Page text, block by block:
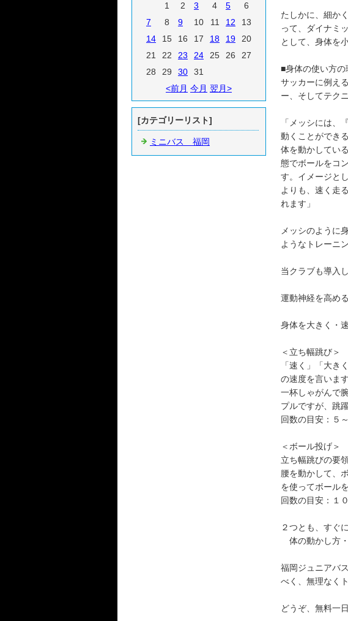
たしかに、細か
って、ダイナミ
として、身体を
■身体の使い方の
サッカーに例え
ー、そしてテク
「メッシには、
動くことができ
体を動かしてい
態でボールをコ
す。イメージと
よりも、速く走
れます」
メッシのように
ようなトレーニ
当クラブも導入
運動神経を高める
身体を大きく・
＜立ち幅跳び＞
「速く」「大き
の速度を言いま
一杯しゃがんで
プルですが、跳
回数の目安：５
＜ボール投げ＞
立ち幅跳びの要
腰を動かして、
を使ってボール
回数の目安：１
２つとも、すぐ
体の動かし方
福岡ジュニアバ
べく、無理なく
どうぞ、無料一
1
2 3 4 5
6
7
8 9 10 11 12
13
14
15 16 17 18 19
20
21
22 23 24 25 26
27
28
29 30
31
<前月 今月 翌月>
[カテゴリーリスト]
ミニバス 福岡